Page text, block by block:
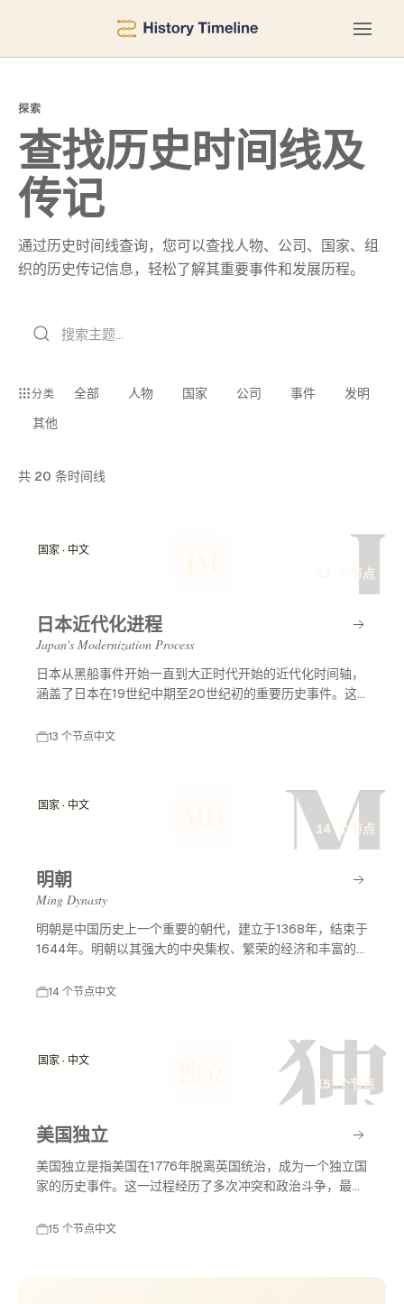
探索
查找历史时间线及
传记
通过历史时间线查询，您可以查找人物、公司、国家、组
织的历史传记信息，轻松了解其重要事件和发展历程。
分类 全部 人物 国家 公司 事件
发明
其他
共 20 条时间线
J
国家 · 中文
13 个节点
日本近代化进程
Japan's Modernization Process
日本从黑船事件开始一直到大正时代开始的近代化时间轴，
涵盖了日本在19世纪中期至20世纪初的重要历史事件。这
方列强的压力、明治维新等重大改革，最终形成了现代化的
13 个节点中文
M
国家 · 中文
14 个节点
明朝
Ming Dynasty
明朝是中国历史上一个重要的朝代，建立于1368年，结束于
1644年。明朝以其强大的中央集权、繁荣的经济和丰富的
史事件，包括朱元璋的建立、郑和下西洋、万历皇帝的统治
14 个节点中文
独
国家 · 中文
15 个节点
美国独立
美国独立是指美国在1776年脱离英国统治，成为一个独立国
家的历史事件。这一过程经历了多次冲突和政治斗争，最终
的诞生。美国独立不仅改变了北美的政治格局，也对全球的
15 个节点中文